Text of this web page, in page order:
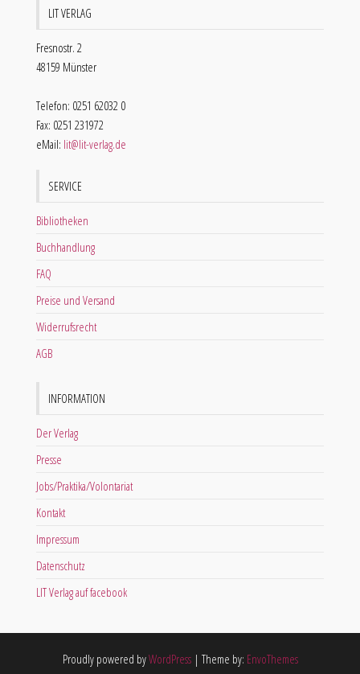
LIT VERLAG
Fresnostr. 2
48159 Münster
Telefon: 0251 62032 0
Fax: 0251 231972
eMail: lit@lit-verlag.de
SERVICE
Bibliotheken
Buchhandlung
FAQ
Preise und Versand
Widerrufsrecht
AGB
INFORMATION
Der Verlag
Presse
Jobs/Praktika/Volontariat
Kontakt
Impressum
Datenschutz
LIT Verlag auf facebook
Proudly powered byWordPress | Theme by: EnvoThemes